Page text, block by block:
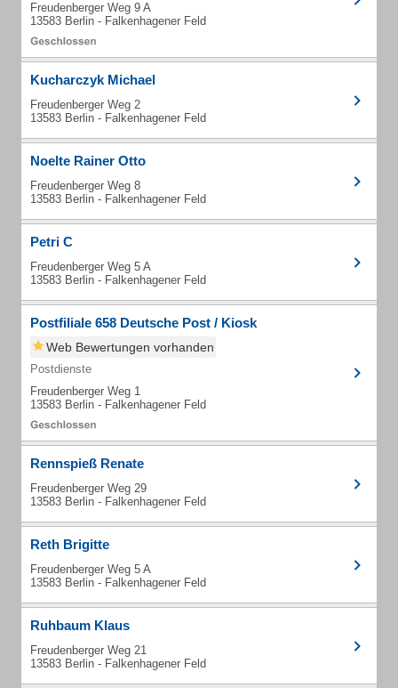
Freudenberger Weg 9 A
13583 Berlin - Falkenhagener Feld
Kucharczyk Michael
Freudenberger Weg 2
13583 Berlin - Falkenhagener Feld
Noelte Rainer Otto
Freudenberger Weg 8
13583 Berlin - Falkenhagener Feld
Petri C
Freudenberger Weg 5 A
13583 Berlin - Falkenhagener Feld
Postfiliale 658 Deutsche Post / Kiosk
Web Bewertungen vorhanden
Postdienste
Freudenberger Weg 1
13583 Berlin - Falkenhagener Feld
Rennspieß Renate
Freudenberger Weg 29
13583 Berlin - Falkenhagener Feld
Reth Brigitte
Freudenberger Weg 5 A
13583 Berlin - Falkenhagener Feld
Ruhbaum Klaus
Freudenberger Weg 21
13583 Berlin - Falkenhagener Feld